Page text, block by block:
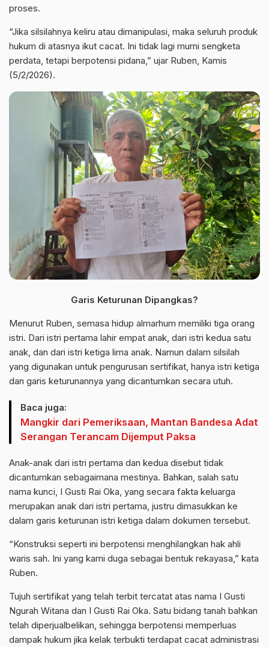
proses.
“Jika silsilahnya keliru atau dimanipulasi, maka seluruh produk
hukum di atasnya ikut cacat. Ini tidak lagi murni sengketa
perdata, tetapi berpotensi pidana,” ujar Ruben, Kamis
(5/2/2026).
Garis Keturunan Dipangkas?
Menurut Ruben, semasa hidup almarhum memiliki tiga orang
istri. Dari istri pertama lahir empat anak, dari istri kedua satu
anak, dan dari istri ketiga lima anak. Namun dalam silsilah
yang digunakan untuk pengurusan sertifikat, hanya istri ketiga
dan garis keturunannya yang dicantumkan secara utuh.
Baca juga:
Mangkir dari Pemeriksaan, Mantan Bandesa Adat
Serangan Terancam Dijemput Paksa
Anak-anak dari istri pertama dan kedua disebut tidak
dicantumkan sebagaimana mestinya. Bahkan, salah satu
nama kunci, I Gusti Rai Oka, yang secara fakta keluarga
merupakan anak dari istri pertama, justru dimasukkan ke
dalam garis keturunan istri ketiga dalam dokumen tersebut.
“Konstruksi seperti ini berpotensi menghilangkan hak ahli
waris sah. Ini yang kami duga sebagai bentuk rekayasa,” kata
Ruben.
Tujuh sertifikat yang telah terbit tercatat atas nama I Gusti
Ngurah Witana dan I Gusti Rai Oka. Satu bidang tanah bahkan
telah diperjualbelikan, sehingga berpotensi memperluas
dampak hukum jika kelak terbukti terdapat cacat administrasi